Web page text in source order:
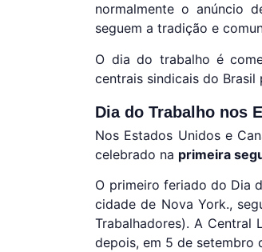
normalmente o anúncio
seguem a tradição e
O dia do trabalho é
centrais sindicais do
Dia do Trabalho nos
Nos Estados Unidos e
celebrado na primeira
O primeiro feriado do Dia
cidade de Nova York.,
Trabalhadores). A Central
depois, em 5 de setembro